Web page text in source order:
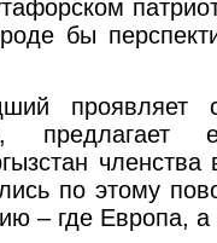
бы
проявляет
предлагает
по этому
– где Европа,